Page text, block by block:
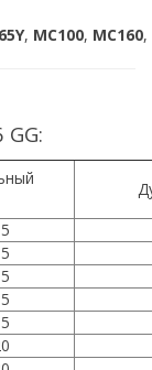
, MC100, MC160,